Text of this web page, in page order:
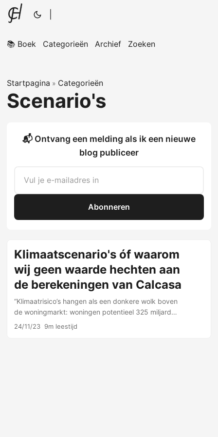
📚 Boek Categorieën Archief Zoeken
Startpagina » Categorieën
Scenario's
📬 Ontvang een melding als ik een nieuwe
blog publiceer
Abonneren
Klimaatscenario's óf waarom
wij geen waarde hechten aan
de berekeningen van Calcasa
“Klimaatrisico’s hangen als een donkere wolk boven
de woningmarkt: woningen potentieel 325 miljard
minder waard”. Als dít niet binnenkomt dan weten wij
24/11/23 9m leestijd